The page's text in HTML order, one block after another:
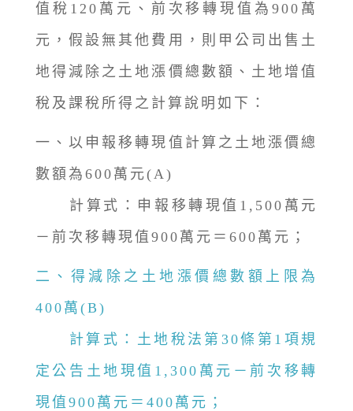
值稅120萬元、前次移轉現值為900萬
元，假設無其他費用，則甲公司出售土
地得減除之土地漲價總數額、土地增值
稅及課稅所得之計算說明如下：
一、以申報移轉現值計算之土地漲價總
數額為600萬元(A)
計算式：申報移轉現值1,500萬元
－前次移轉現值900萬元＝600萬元；
二、得減除之土地漲價總數額上限為
400萬(B)
計算式：土地稅法第30條第1項規
定公告土地現值1,300萬元－前次移轉
現值900萬元＝400萬元；